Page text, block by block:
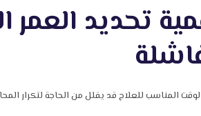
تحديد العمر
الوقت المناسب للعلاج قد يقلل من الحاجة لتكرار